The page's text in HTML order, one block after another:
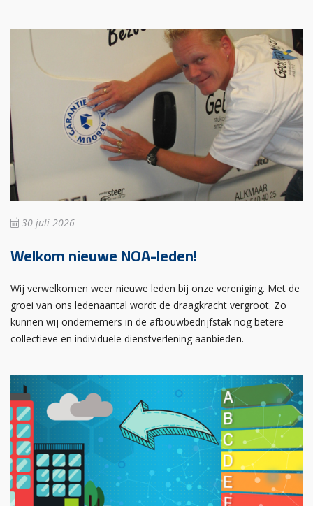
30 juli 2026
Welkom nieuwe NOA-leden!
Wij verwelkomen weer nieuwe leden bij onze vereniging. Met de
groei van ons ledenaantal wordt de draagkracht vergroot. Zo
kunnen wij ondernemers in de afbouwbedrijfstak nog betere
collectieve en individuele dienstverlening aanbieden.